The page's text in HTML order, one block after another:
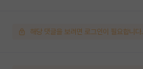
해당 댓글을 보려면 로그인이 필요합니다.